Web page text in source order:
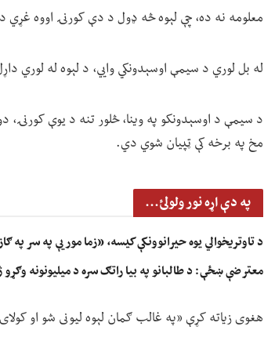
معلومه نه ده، چې لېوه څه ډول د دې کورنۍ اووه غړي
له بل لوري د سیمې اوسېدونکي وايي، د لېوه له لوري
د سیمې د اوسېدونکو په وینا، څلور تنه د یوې کورنۍ،
مخ په برخه کې ټپیان شوي دي.
په دې اړه نور ولولئ...
د تاوتریخوالي یوه حیرانوونکې کیسه، «زما مور یې په سر په
معترضې ښځې: د طالبانو په بیا راتګ سره د میلیونونه وګړو
هغوی زیاته کړې «په غالب ګمان لېوه لیونی شو او